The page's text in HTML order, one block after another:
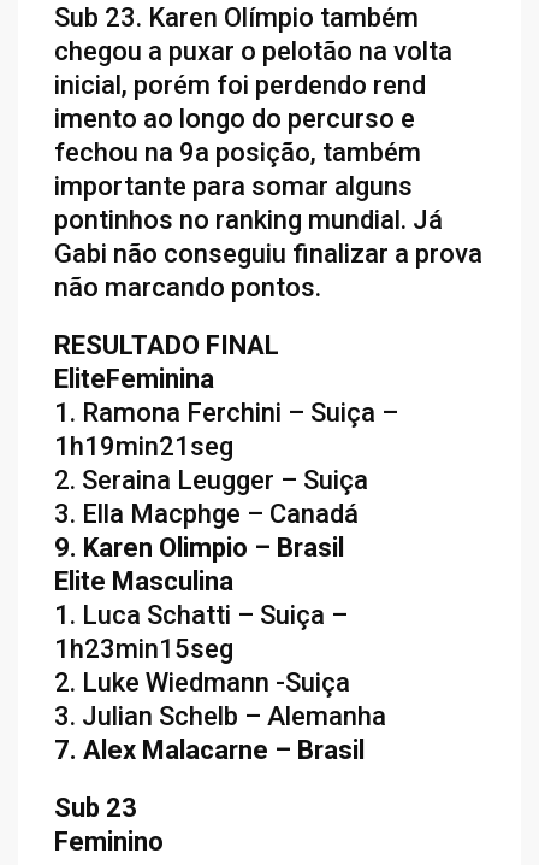
Sub 23. Karen Olímpio também
chegou a puxar o pelotão na volta
inicial, porém foi perdendo rend
imento ao longo do percurso e
fechou na 9a posição, também
importante para somar alguns
pontinhos no ranking mundial. Já
Gabi não conseguiu finalizar a prova
não marcando pontos.
RESULTADO FINAL
EliteFeminina
1. Ramona Ferchini – Suiça –
1h19min21seg
2. Seraina Leugger – Suiça
3. Ella Macphge – Canadá
9. Karen Olimpio – Brasil
Elite Masculina
1. Luca Schatti – Suiça –
1h23min15seg
2. Luke Wiedmann -Suiça
3. Julian Schelb – Alemanha
7. Alex Malacarne – Brasil
Sub 23
Feminino